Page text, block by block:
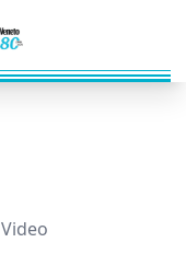
Video